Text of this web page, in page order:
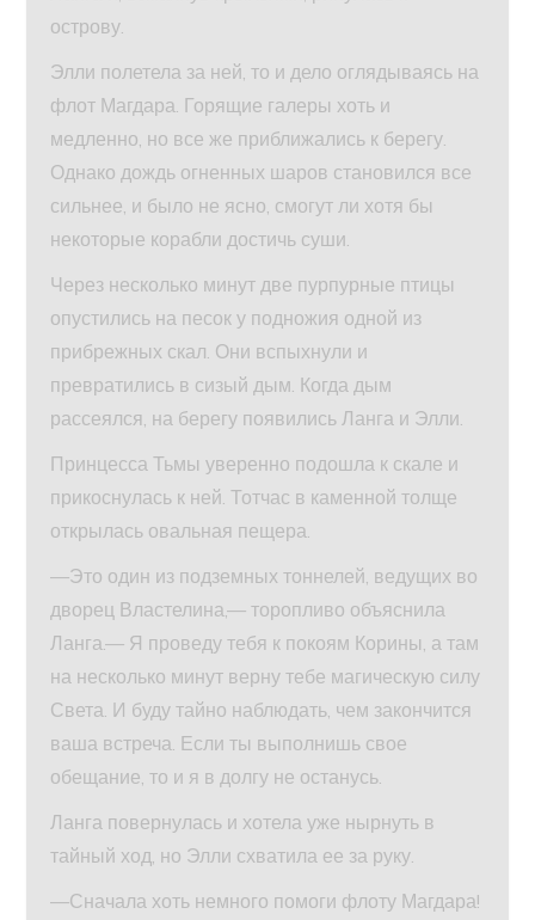
острову.
Элли полетела за ней, то и дело оглядываясь на
флот Магдара. Горящие галеры хоть и
медленно, но все же приближались к берегу.
Однако дождь огненных шаров становился все
сильнее, и было не ясно, смогут ли хотя бы
некоторые корабли достичь суши.
Через несколько минут две пурпурные птицы
опустились на песок у подножия одной из
прибрежных скал. Они вспыхнули и
превратились в сизый дым. Когда дым
рассеялся, на берегу появились Ланга и Элли.
Принцесса Тьмы уверенно подошла к скале и
прикоснулась к ней. Тотчас в каменной толще
открылась овальная пещера.
—Это один из подземных тоннелей, ведущих во
дворец Властелина,— торопливо объяснила
Ланга.— Я проведу тебя к покоям Корины, а там
на несколько минут верну тебе магическую силу
Света. И буду тайно наблюдать, чем закончится
ваша встреча. Если ты выполнишь свое
обещание, то и я в долгу не останусь.
Ланга повернулась и хотела уже нырнуть в
тайный ход, но Элли схватила ее за руку.
—Сначала хоть немного помоги флоту Магдара!